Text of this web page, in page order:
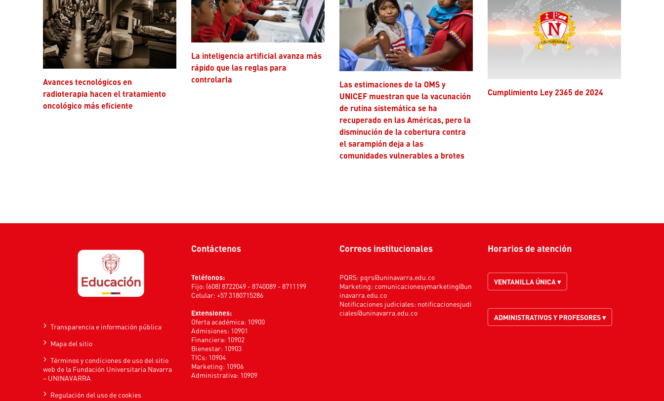
Avances tecnológicos en
radioterapia hacen el tratamiento
oncológico más eficiente
La inteligencia artificial avanza más
rápido que las reglas para
controlarla
Las estimaciones de la OMS y
UNICEF muestran que la vacunación
de rutina sistemática se ha
recuperado en las Américas, pero la
disminución de la cobertura contra
el sarampión deja a las
comunidades vulnerables a brotes
Cumplimiento Ley 2365 de 2024
Transparencia e información pública
Mapa del sitio
Términos y condiciones de uso del sitio
web de la Fundación Universitaria Navarra
– UNINAVARRA
Regulación del uso de cookies
Contáctenos
Teléfonos:
Fijo: (608) 8722049 - 8740089 - 8711199
Celular: +57 3180715286
Extensiones:
Oferta académica: 10900
Admisiones: 10901
Financiera: 10902
Bienestar: 10903
TICs: 10904
Marketing: 10906
Administrativa: 10909
Correos institucionales
PQRS: pqrs@uninavarra.edu.co
Marketing: comunicacionesymarketing@un
inavarra.edu.co
Notificaciones judiciales: notificacionesjudi
ciales@uninavarra.edu.co
Horarios de atención
VENTANILLA ÚNICA ▾
ADMINISTRATIVOS Y PROFESORES ▾